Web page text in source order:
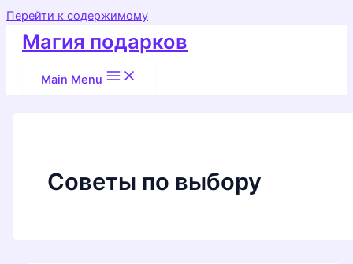
Перейти к содержимому
Магия подарков
Main Menu
Советы по выбору